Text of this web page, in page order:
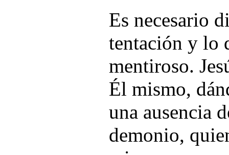
Es necesario
tentación y lo
mentiroso.
Él mismo,
una ausencia
demonio,